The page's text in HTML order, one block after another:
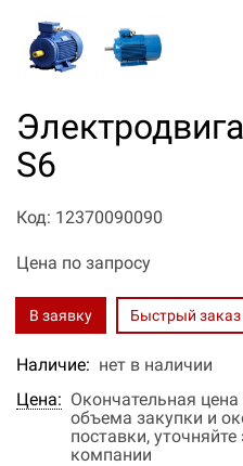
S6
Код: 12370090090
Цена по запросу
В заявку Быстрый заказ
Наличие: нет в наличии
Цена: Окончательная
объема закупки и
поставки,
компании